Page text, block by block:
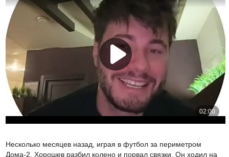
Несколько месяцев назад, играя в футбол за периметром
Дома-2, Хорошев разбил колено и порвал связки. Он ходил на